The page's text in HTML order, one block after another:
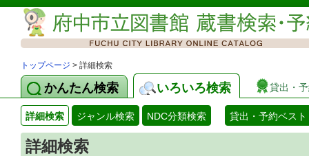
トップページ > 詳細検索
かんたん検索 いろいろ検索 貸出・
詳細検索 ジャンル検索 NDC分類検索 貸出・予約ベスト
詳細検索